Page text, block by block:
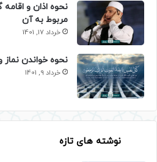
نحوه اذان و
مربوط به آن
خرداد 17, 1401
نحوه خواندن
خرداد 9, 1401
نوشته های تازه